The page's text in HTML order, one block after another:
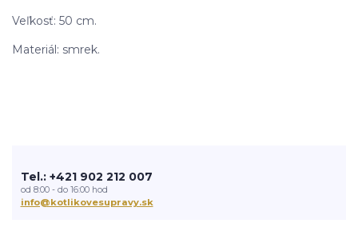
Veľkosť: 50 cm.
Materiál: smrek.
Tel.: +421 902 212 007
od 8:00 - do 16:00 hod
info@kotlikovesupravy.sk